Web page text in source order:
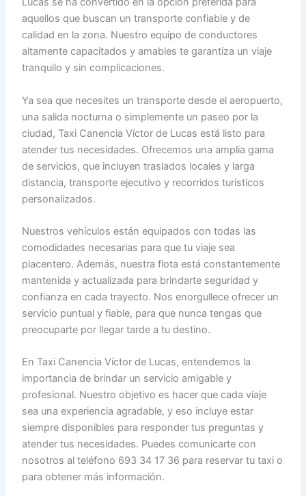
aquellos que buscan un transporte confiable y de
calidad en la zona. Nuestro equipo de conductores
altamente capacitados y amables te garantiza un viaje
tranquilo y sin complicaciones.
Ya sea que necesites un transporte desde el aeropuerto,
una salida nocturna o simplemente un paseo por la
ciudad, Taxi Canencia Víctor de Lucas está listo para
atender tus necesidades. Ofrecemos una amplia gama
de servicios, que incluyen traslados locales y larga
distancia, transporte ejecutivo y recorridos turísticos
personalizados.
Nuestros vehículos están equipados con todas las
comodidades necesarias para que tu viaje sea
placentero. Además, nuestra flota está constantemente
mantenida y actualizada para brindarte seguridad y
confianza en cada trayecto. Nos enorgullece ofrecer un
servicio puntual y fiable, para que nunca tengas que
preocuparte por llegar tarde a tu destino.
En Taxi Canencia Víctor de Lucas, entendemos la
importancia de brindar un servicio amigable y
profesional. Nuestro objetivo es hacer que cada viaje
sea una experiencia agradable, y eso incluye estar
siempre disponibles para responder tus preguntas y
atender tus necesidades. Puedes comunicarte con
nosotros al teléfono 693 34 17 36 para reservar tu taxi o
para obtener más información.